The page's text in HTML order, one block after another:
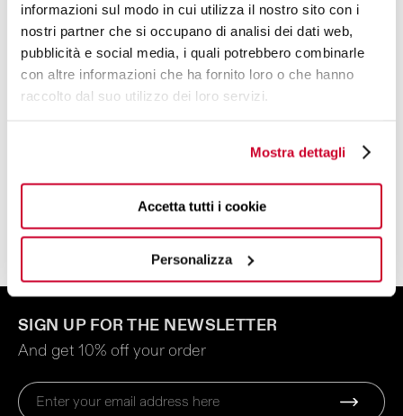
informazioni sul modo in cui utilizza il nostro sito con i
nostri partner che si occupano di analisi dei dati web,
pubblicità e social media, i quali potrebbero combinarle
con altre informazioni che ha fornito loro o che hanno
raccolto dal suo utilizzo dei loro servizi.
Mostra dettagli
Accetta tutti i cookie
Personalizza
DESIGN BY
ALESSANDRO
PARASCANDOLO
THE KNOWLEDGEABLE STYLE
AFICIONADO WITH A FOCUS ON FASHION.
FIND OUT MORE
SIGN UP FOR THE NEWSLETTER
And get 10% off your order